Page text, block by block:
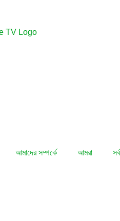
আমাদের সম্পর্কে আমরা